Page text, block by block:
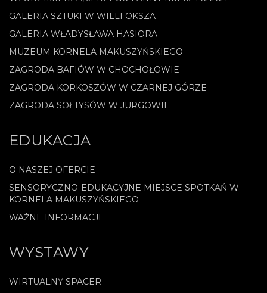
GALERIA SZTUKI W WILLI OKSZA
GALERIA WŁADYSŁAWA HASIORA
MUZEUM KORNELA MAKUSZYŃSKIEGO
ZAGRODA BAFIÓW W CHOCHOŁOWIE
ZAGRODA KORKOSZÓW W CZARNEJ GÓRZE
ZAGRODA SOŁTYSÓW W JURGOWIE
EDUKACJA
O NASZEJ OFERCIE
SENSORYCZNO-EDUKACYJNE MIEJSCE SPOTKAŃ W
KORNELA MAKUSZYŃSKIEGO
WAŻNE INFORMACJE
WYSTAWY
WIRTUALNY SPACER